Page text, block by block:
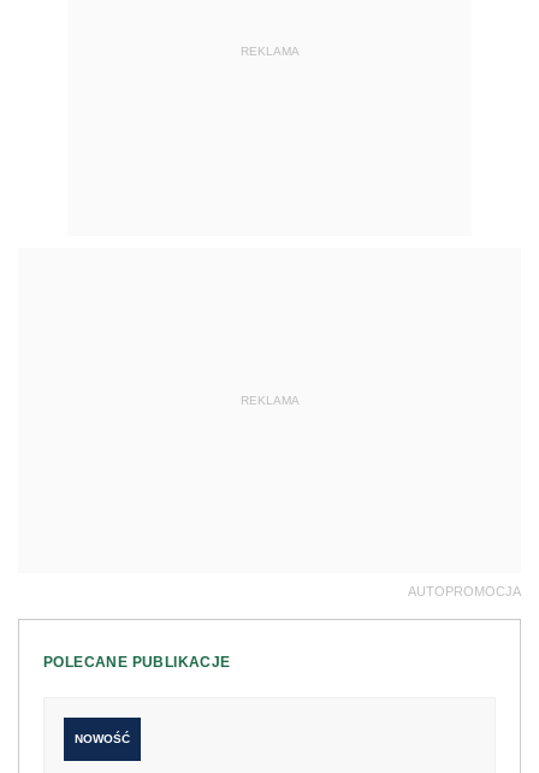
REKLAMA
REKLAMA
AUTOPROMOCJA
POLECANE PUBLIKACJE
NOWOŚĆ